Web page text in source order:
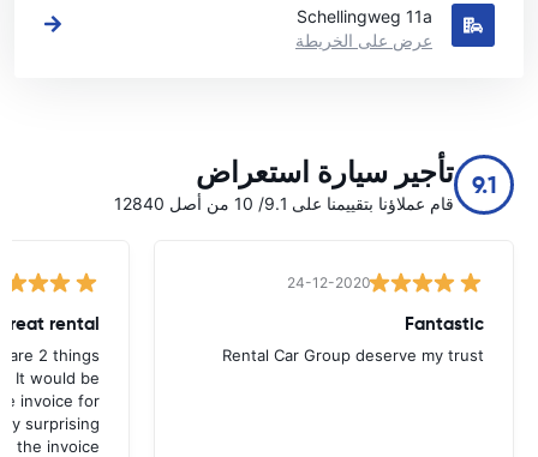
Schellingweg 11a
عرض على الخريطة
9.1 تأجير سيارة استعراض
قام عملاؤنا بتقييمنا على 9.1/ 10 من أصل 12840
24-12-2020
Fantastic
Rental Car Group deserve my trust
rental
are 2 things
It would be
invoice for
surprising
the invoice